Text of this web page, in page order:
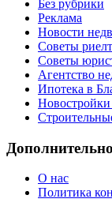
Без рубрики
Реклама
Новости
Советы
Советы
Агентство
Ипотека в
Новостройки
Дополнительно
О нас
Политика